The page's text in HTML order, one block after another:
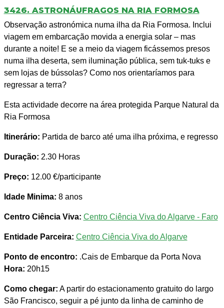
3426. ASTRONÁUFRAGOS NA RIA FORMOSA
Observação astronómica numa ilha da Ria Formosa. Inclui
viagem em embarcação movida a energia solar – mas
durante a noite! E se a meio da viagem ficássemos presos
numa ilha deserta, sem iluminação pública, sem tuk-tuks e
sem lojas de bússolas? Como nos orientaríamos para
regressar a terra?
Esta actividade decorre na área protegida Parque Natural da
Ria Formosa
Itinerário: Partida de barco até uma ilha próxima, e regresso
Duração: 2.30 Horas
Preço: 12.00 €/participante
Idade Minima: 8 anos
Centro Ciência Viva: Centro Ciência Viva do Algarve - Faro
Entidade Parceira: Centro Ciência Viva do Algarve
Ponto de encontro: .Cais de Embarque da Porta Nova
Hora: 20h15
Como chegar: A partir do estacionamento gratuito do largo
São Francisco, seguir a pé junto da linha de caminho de